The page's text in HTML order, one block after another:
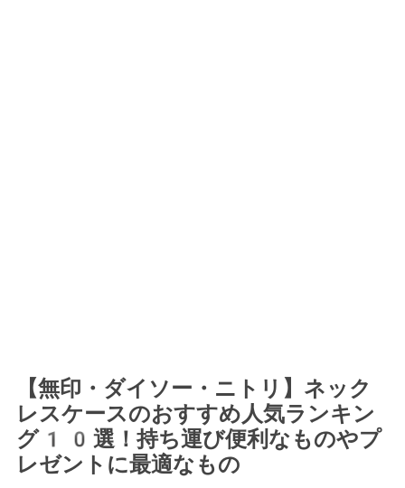
【無印・ダイソー・ニトリ】ネック
レスケースのおすすめ人気ランキン
グ10選！持ち運び便利なものやプ
レゼントに最適なもの